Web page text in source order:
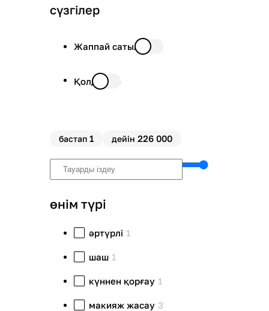
сүзгілер
Жаппай сатылымда
Қолда бар
бастап 1 дейін 226 000
өнім түрі
әртүрлі 1
шаш 1
күннен қорғау 1
макияж жасау 3